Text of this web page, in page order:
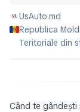
UsAuto.md
Republica
Teritoriale din
Când te gândești